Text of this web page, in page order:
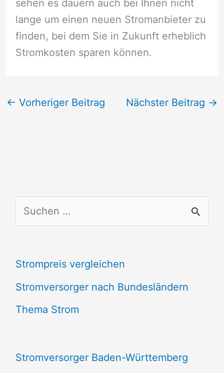
sehen es dauern auch bei Ihnen nicht
lange um einen neuen Stromanbieter zu
finden, bei dem Sie in Zukunft erheblich
Stromkosten sparen können.
← Vorheriger Beitrag Nächster Beitrag →
u
h
e
n
Strompreis vergleichen
Stromversorger nach Bundesländern
Thema Strom
Stromversorger Baden-Württemberg